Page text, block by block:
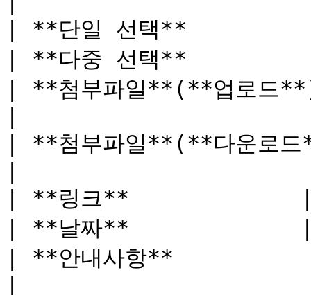
| **단일 선택**
| **다중 선택**
| **첨부파일**(**업로드
| **첨부파일**(**다운로
| **링크**
| **날짜**
| **안내사항**           |